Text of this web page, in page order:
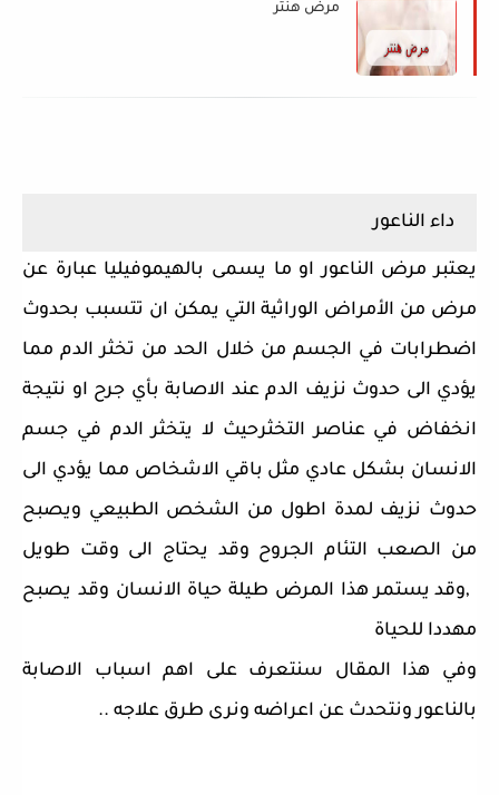
مرض هنتر
داء الناعور
يعتبر مرض الناعور او ما يسمى بالهيموفيليا عبارة عن
مرض من الأمراض الوراثية التي يمكن ان تتسبب بحدوث
اضطرابات في الجسم من خلال الحد من تخثر الدم مما
يؤدي الى حدوث نزيف الدم عند الاصابة بأي جرح او نتيجة
انخفاض في عناصر التخثرحيث لا يتخثر الدم في جسم
الانسان بشكل عادي مثل باقي الاشخاص مما يؤدي الى
حدوث نزيف لمدة اطول من الشخص الطبيعي ويصبح
من الصعب التئام الجروح وقد يحتاج الى وقت طويل
,وقد يستمر هذا المرض طيلة حياة الانسان وقد يصبح
مهددا للحياة
وفي هذا المقال سنتعرف على اهم اسباب الاصابة
بالناعور ونتحدث عن اعراضه ونرى طرق علاجه ..